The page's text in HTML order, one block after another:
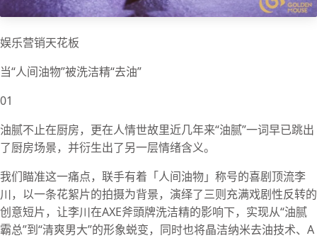
娱乐营销天花板
当“人间油物”被洗洁精“去油”
01
油腻不止在厨房，更在人情世故里近几年来“油腻”一词早已跳出
了厨房场景，并衍生出了另一层情绪含义。
我们瞄准这一痛点，联手有着「人间油物」称号的喜剧顶流李
川，以一条花絮片的拍摄为背景，演绎了三则充满戏剧性反转的
创意短片，让李川在AXE斧頭牌洗洁精的影响下，实现从“油腻
霸总”到“清爽男大”的形象蜕变，同时也将晶洁纳米去油技术、A